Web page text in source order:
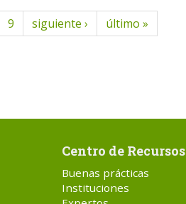
9 siguiente › último »
Centro de Recursos
Buenas prácticas
Instituciones